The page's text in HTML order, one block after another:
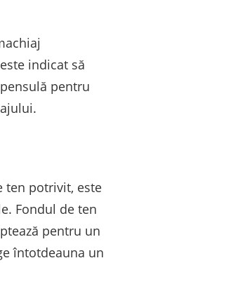
indicat să
pentru
ten potrivit, este
Fondul de ten
pentru un
întotdeauna un